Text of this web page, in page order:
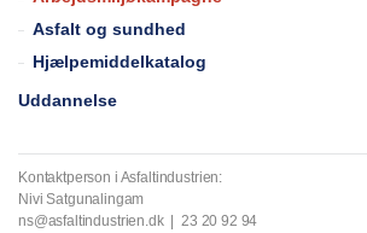
Asfalt og sundhed
Hjælpemiddelkatalog
Uddannelse
Kontaktperson i Asfaltindustrien:
Nivi Satgunalingam
ns@asfaltindustrien.dk | 23 20 92 94